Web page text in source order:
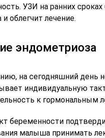
УЗИ на ранних
облегчит лечение.
эндометриоза
на сегодняшний день
индивидуальную
к гормональным
беременности
малыша принимать